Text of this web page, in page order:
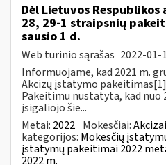
Dėl Lietuvos
28, 29-1 straipsnių
sausio 1 d.
Web turinio sąrašas 2022-01-
Informuojame, kad 2021 m.
Akcizų įstatymo
Pakeitimu nustatyta, kad nuo
įsigaliojo šie...
Metai: 2022 Mokesčiai:Akcizai
kategorijos: Mokesčių
įstatymų pakeitimai 2022
2022 m.